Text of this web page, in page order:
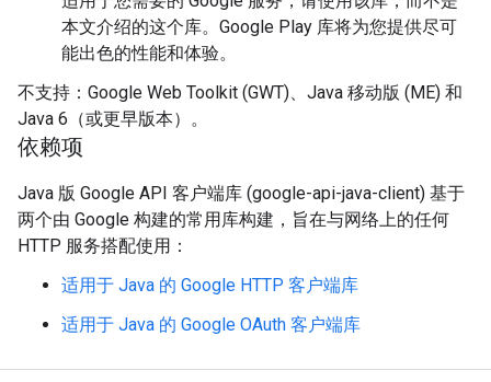
本文介绍的这个库。Google Play 库将为您提供尽可
能出色的性能和体验。
不支持：Google Web Toolkit (GWT)、Java 移动版 (ME) 和
Java 6（或更早版本）。
依赖项
Java 版 Google API 客户端库 (google-api-java-client) 基于
两个由 Google 构建的常用库构建，旨在与网络上的任何
HTTP 服务搭配使用：
适用于 Java 的 Google HTTP 客户端库
适用于 Java 的 Google OAuth 客户端库